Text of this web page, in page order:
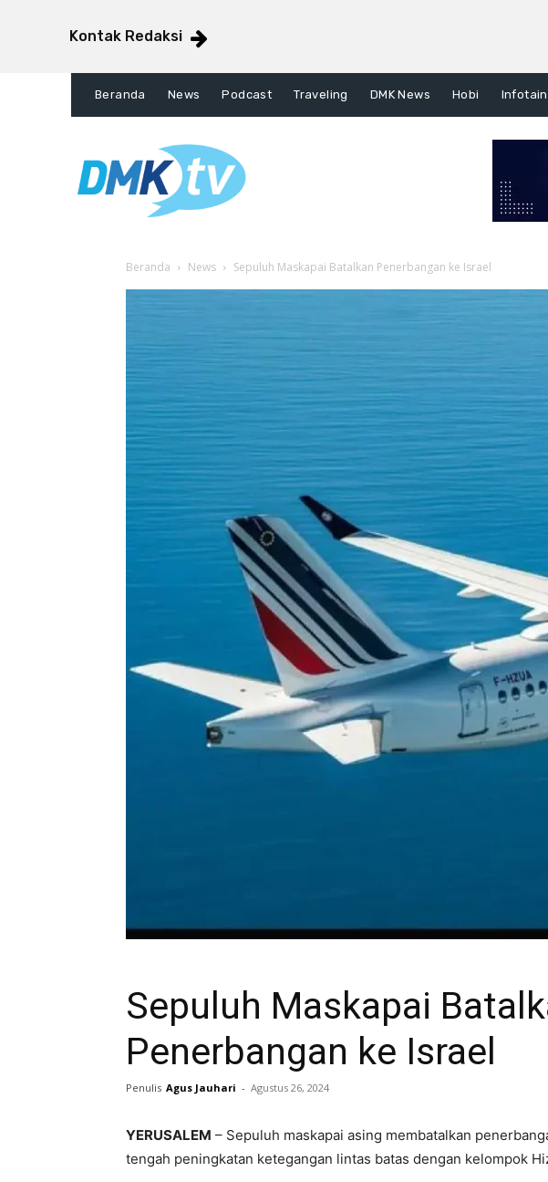
Kontak Redaksi
Beranda News Podcast Traveling DMK News Hobi
Beranda News Sepuluh Maskapai Batalkan Penerbangan ke Israel
Sepuluh Maskapai
Penerbangan ke Israel
Penulis Agus Jauhari - Agustus 26, 2024
YERUSALEM – Sepuluh maskapai asing membatalkan
tengah peningkatan ketegangan lintas batas dengan kelompok